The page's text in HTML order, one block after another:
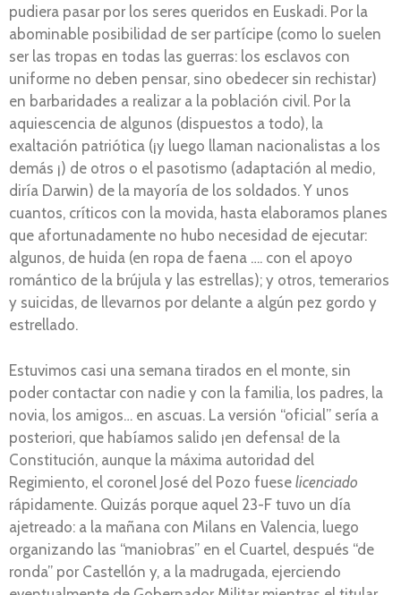
pudiera pasar por los seres queridos en Euskadi. Por la
abominable posibilidad de ser partícipe (como lo suelen
ser las tropas en todas las guerras: los esclavos con
uniforme no deben pensar, sino obedecer sin rechistar)
en barbaridades a realizar a la población civil. Por la
aquiescencia de algunos (dispuestos a todo), la
exaltación patriótica (¡y luego llaman nacionalistas a los
demás ¡) de otros o el pasotismo (adaptación al medio,
diría Darwin) de la mayoría de los soldados. Y unos
cuantos, críticos con la movida, hasta elaboramos planes
que afortunadamente no hubo necesidad de ejecutar:
algunos, de huida (en ropa de faena …. con el apoyo
romántico de la brújula y las estrellas); y otros, temerarios
y suicidas, de llevarnos por delante a algún pez gordo y
estrellado.
Estuvimos casi una semana tirados en el monte, sin
poder contactar con nadie y con la familia, los padres, la
novia, los amigos… en ascuas. La versión “oficial” sería a
posteriori, que habíamos salido ¡en defensa! de la
Constitución, aunque la máxima autoridad del
Regimiento, el coronel José del Pozo fuese licenciado
rápidamente. Quizás porque aquel 23-F tuvo un día
ajetreado: a la mañana con Milans en Valencia, luego
organizando las “maniobras” en el Cuartel, después “de
ronda” por Castellón y, a la madrugada, ejerciendo